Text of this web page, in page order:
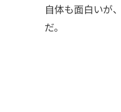
自体も面白いが
だ。